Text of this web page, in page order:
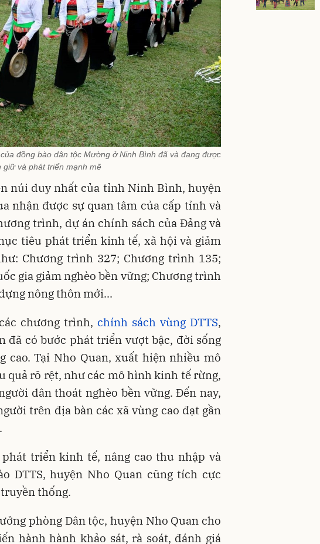
đồng bào dân tộc Mường ở Ninh Bình đã và đang được
giữ và phát triển mạnh mẽ
núi duy nhất của tỉnh Ninh Bình, huyện
nhận được sự quan tâm của cấp tỉnh và
trình, dự án chính sách của Đảng và
tiêu phát triển kinh tế, xã hội và giảm
Chương trình 327; Chương trình 135;
gia giảm nghèo bền vững; Chương trình
nông thôn mới...
chương trình, chính sách vùng DTTS,
đã có bước phát triển vượt bậc, đời sống
cao. Tại Nho Quan, xuất hiện nhiều mô
quả rõ rệt, như các mô hình kinh tế rừng,
dân thoát nghèo bền vững. Đến nay,
trên địa bàn các xã vùng cao đạt gần
triển kinh tế, nâng cao thu nhập và
DTTS, huyện Nho Quan cũng tích cực
thống.
phòng Dân tộc, huyện Nho Quan cho
hành hành khảo sát, rà soát, đánh giá